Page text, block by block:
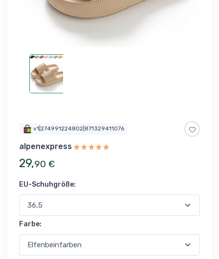
v1|274991224802|871329411076
alpenexpress
29,90 €
EU-Schuhgröße:
Farbe: